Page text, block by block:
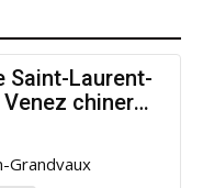
Saint-Laurent-
chiner
!
Grandvaux